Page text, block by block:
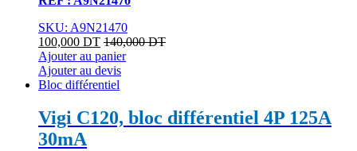
SKU: A9N21470
100,000 DT 140,000DT
Ajouter au panier
Ajouter au devis
Bloc différentiel
Vigi C120, bloc différentiel 4P 125A
30mA